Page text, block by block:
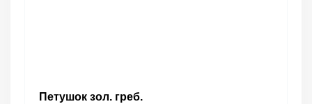
Петушок зол. греб.